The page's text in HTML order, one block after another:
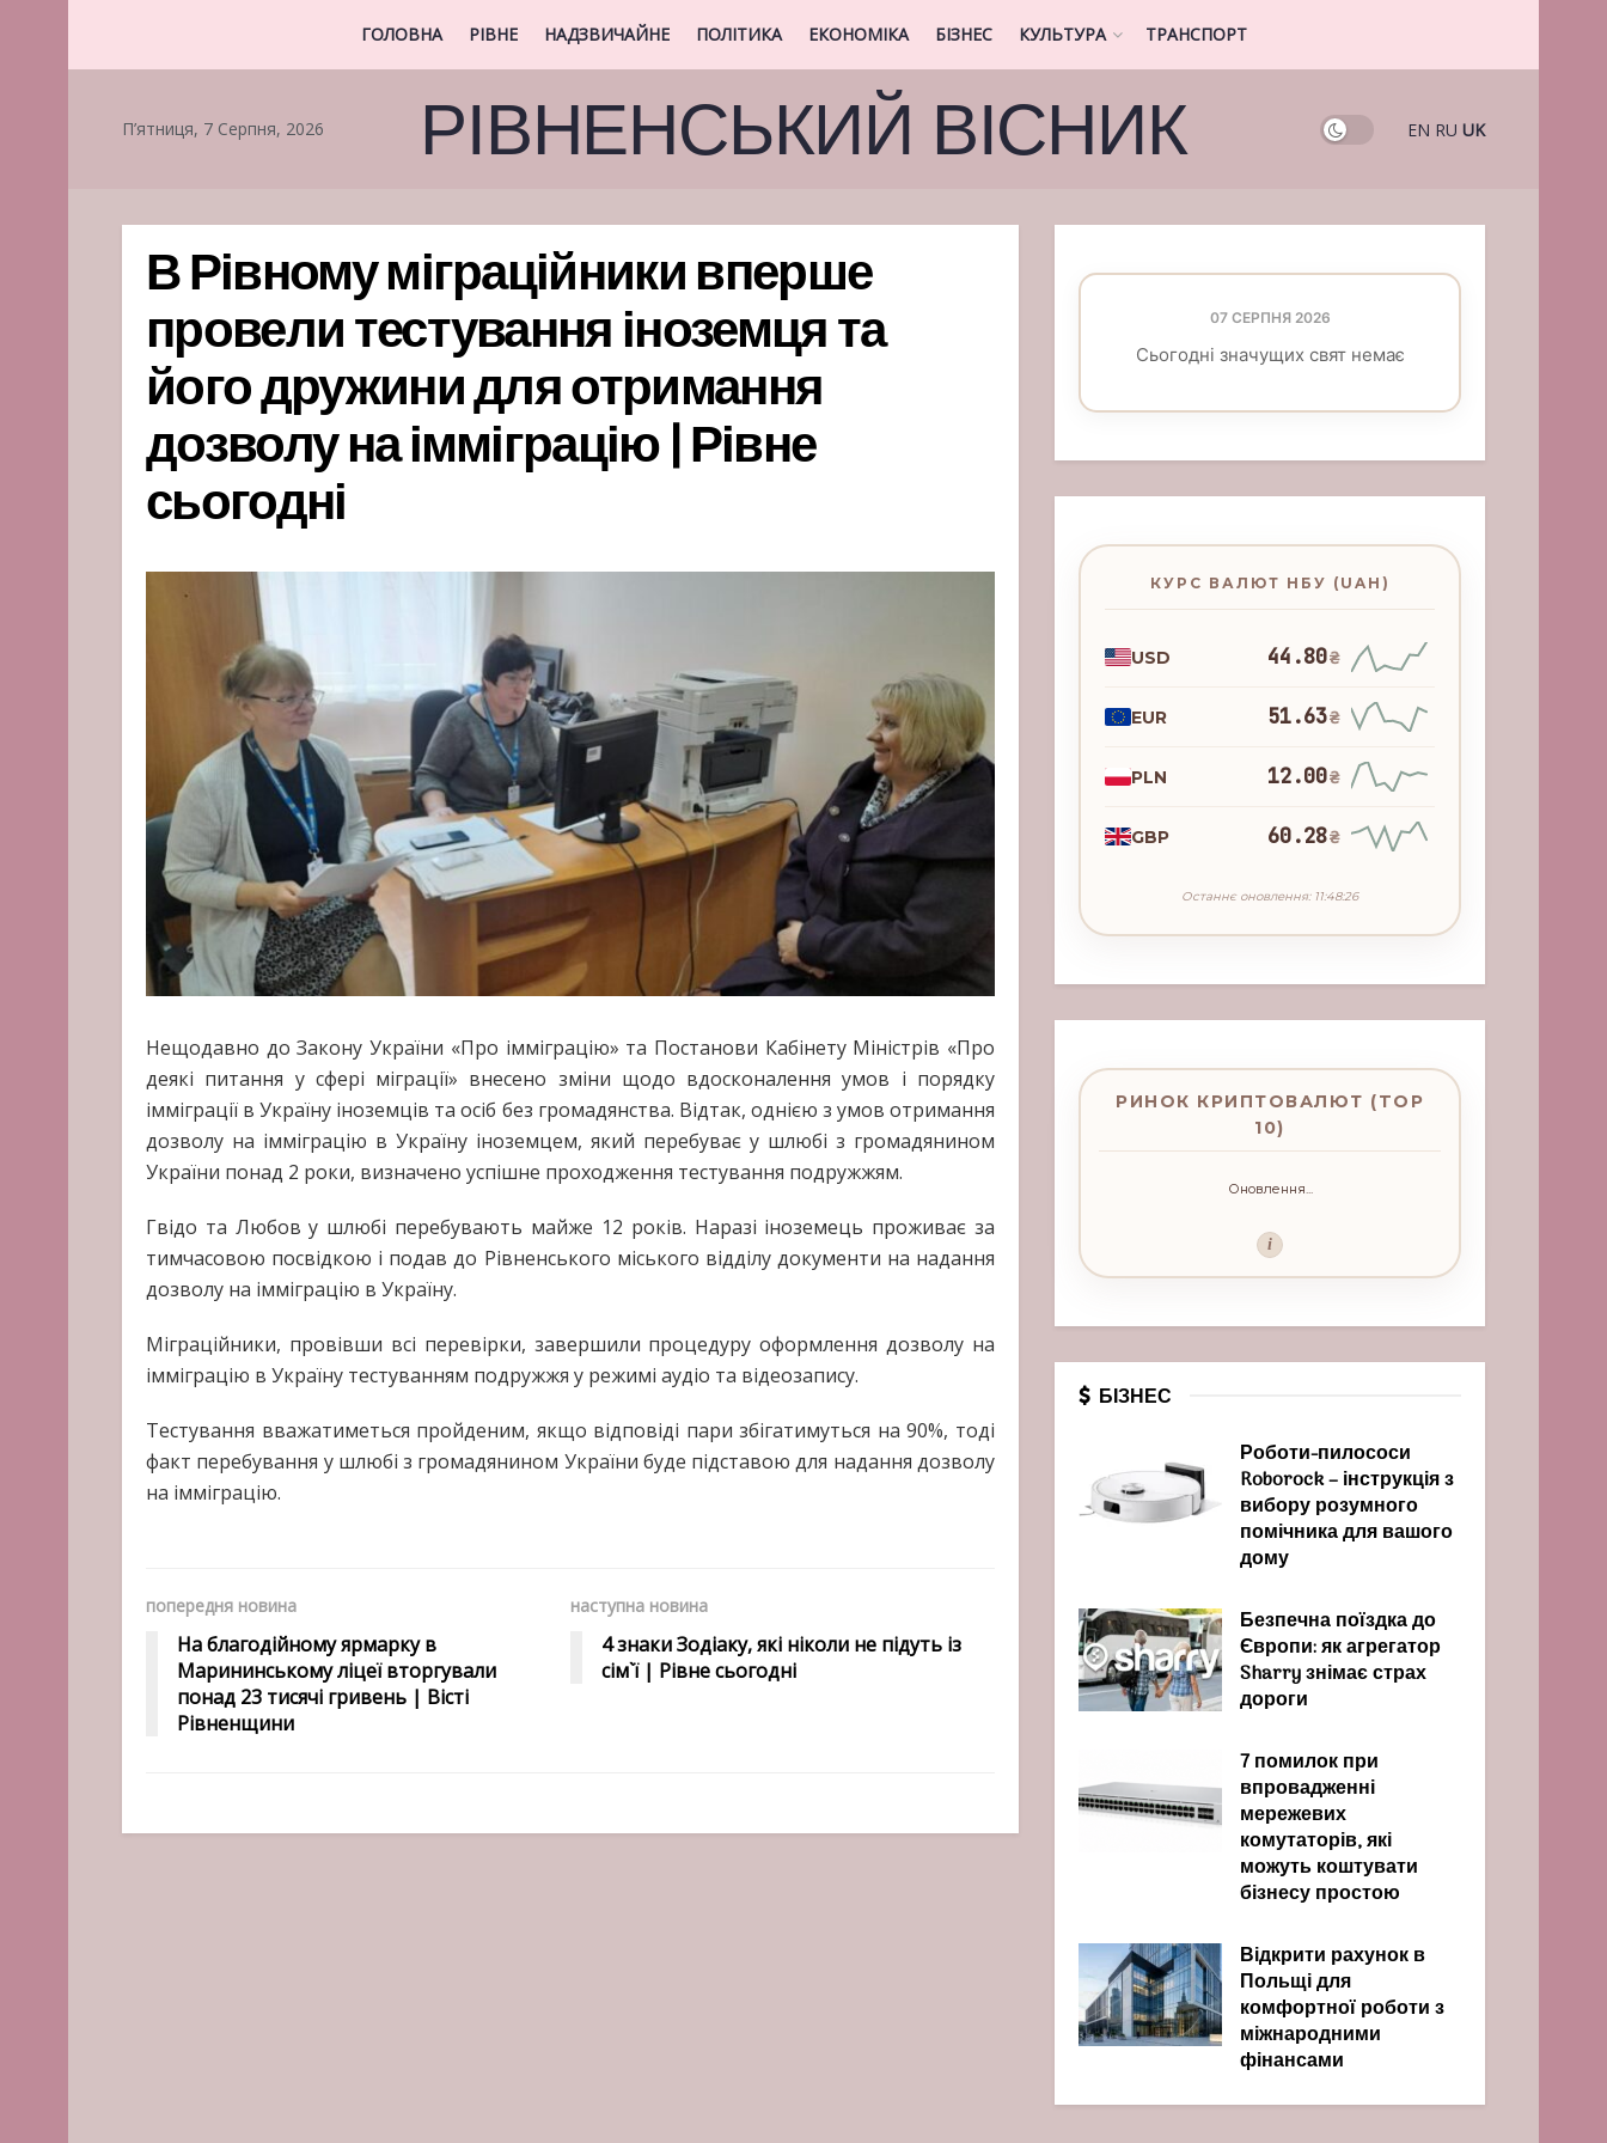
ГОЛОВНА РІВНЕ НАДЗВИЧАЙНЕ ПОЛІТИКА ЕКОНОМІКА БІЗНЕС КУЛЬТУРА ТРАНСПОРТ
П’ятниця, 7 Серпня, 2026 РІВНЕНСЬКИЙ ВІСНИК EN RU UK
В Рівному міграційники вперше
провели тестування іноземця та
його дружини для отримання
дозволу на імміграцію | Рівне
сьогодні
Нещодавно до Закону України «Про імміграцію» та Постанови Кабінету Міністрів «Про
деякі питання у сфері міграції» внесено зміни щодо вдосконалення умов і порядку
імміграції в Україну іноземців та осіб без громадянства. Відтак, однією з умов отримання
дозволу на імміграцію в Україну іноземцем, який перебуває у шлюбі з громадянином
України понад 2 роки, визначено успішне проходження тестування подружжям.
Гвідо та Любов у шлюбі перебувають майже 12 років. Наразі іноземець проживає за
тимчасовою посвідкою і подав до Рівненського міського відділу документи на надання
дозволу на імміграцію в Україну.
Міграційники, провівши всі перевірки, завершили процедуру оформлення дозволу на
імміграцію в Україну тестуванням подружжя у режимі аудіо та відеозапису.
Тестування вважатиметься пройденим, якщо відповіді пари збігатимуться на 90%, тоді
факт перебування у шлюбі з громадянином України буде підставою для надання дозволу
на імміграцію.
попередня новина
На благодійному ярмарку в
Марининському ліцеї вторгували
понад 23 тисячі гривень | Вісті
Рівненщини
наступна новина
4 знаки Зодіаку, які ніколи не підуть із
сім`ї | Рівне сьогодні
07 СЕРПНЯ 2026
Сьогодні значущих свят немає
КУРС ВАЛЮТ НБУ (UAH)
USD 44.80₴
EUR 51.63₴
PLN 12.00₴
GBP 60.28₴
Останнє оновлення: 11:48:26
РИНОК КРИПТОВАЛЮТ (TOP
10)
Оновлення...
i
БІЗНЕС
Роботи-пилососи
Roborock – інструкція з
вибору розумного
помічника для вашого
дому
Безпечна поїздка до
Європи: як агрегатор
Sharry знімає страх
дороги
7 помилок при
впровадженні
мережевих
комутаторів, які
можуть коштувати
бізнесу простою
Відкрити рахунок в
Польщі для
комфортної роботи з
міжнародними
фінансами